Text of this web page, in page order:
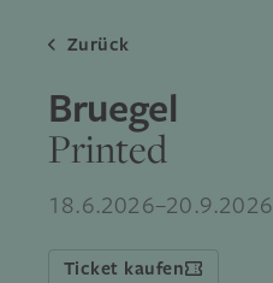
Zurück
Bruegel
Printed
18.6.2026–20.9.2026
Ticket kaufen